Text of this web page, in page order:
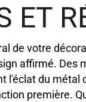
ET
de votre
affirmé. Des
l'éclat du métal
première.